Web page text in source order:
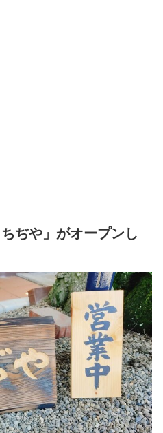
ぢや」がオープンし